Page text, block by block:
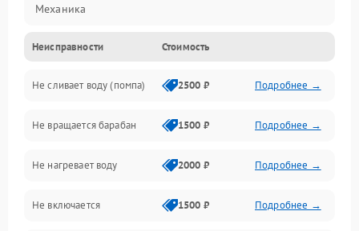
Механика
Электропитание
Водоснабжение
Слив
Программное обеспечение
Неисправности Стоимость
Не сливает воду (помпа) 2500 ₽ Подробнее →
Не вращается барабан 1500 ₽ Подробнее →
Не нагревает воду 2000 ₽ Подробнее →
Не включается 1500 ₽ Подробнее →